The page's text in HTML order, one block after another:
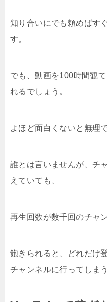
知り合いにでも頼めばす
す。
でも、動画を100時間観
れるでしょう。
よほど面白くないと無理で
誰とは言いませんが、チ
えていても、
再生回数が数千回のチャ
飽きられると、どれだけ
チャンネルに行ってしま